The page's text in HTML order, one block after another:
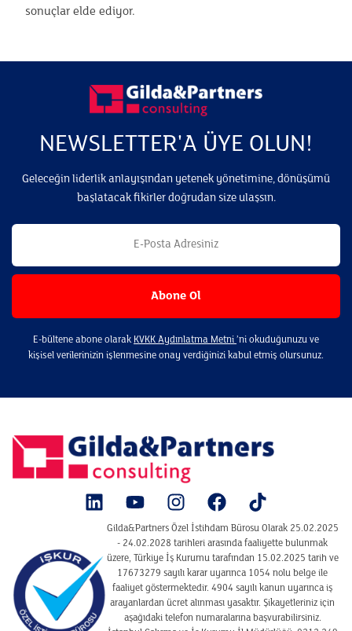
sonuçlar elde ediyor.
NEWSLETTER'A ÜYE OLUN!
Geleceğin liderlik anlayışından yetenek yönetimine, dönüşümü
başlatacak fikirler doğrudan size ulaşsın.
E-bültene abone olarak KVKK Aydınlatma Metni ’ni okuduğunuzu ve
kişisel verilerinizin işlenmesine onay verdiğinizi kabul etmiş olursunuz.
Gilda&Partners Özel İstihdam Bürosu Olarak 25.02.2025
- 24.02.2028 tarihleri arasında faaliyette bulunmak
üzere, Türkiye İş Kurumu tarafından 15.02.2025 tarih ve
17673279 sayılı karar uyarınca 1054 nolu belge ile
faaliyet göstermektedir. 4904 sayılı kanun uyarınca iş
arayanlardan ücret alınması yasaktır. Şikayetleriniz için
aşağıdaki telefon numaralarına başvurabilirsiniz.